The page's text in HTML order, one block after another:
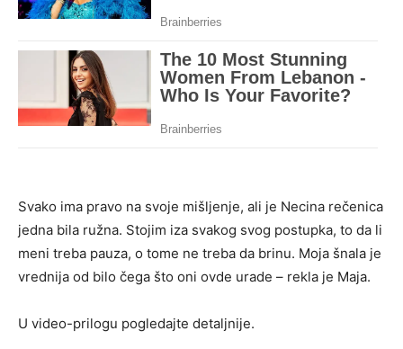
Svako ima pravo na svoje mišljenje, ali je Necina rečenica
jedna bila ružna. Stojim iza svakog svog postupka, to da li
meni treba pauza, o tome ne treba da brinu. Moja šnala je
vrednija od bilo čega što oni ovde urade – rekla je Maja.
U video-prilogu pogledajte detaljnije.